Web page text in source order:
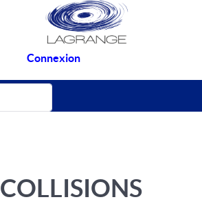
Connexion
COLLISIONS